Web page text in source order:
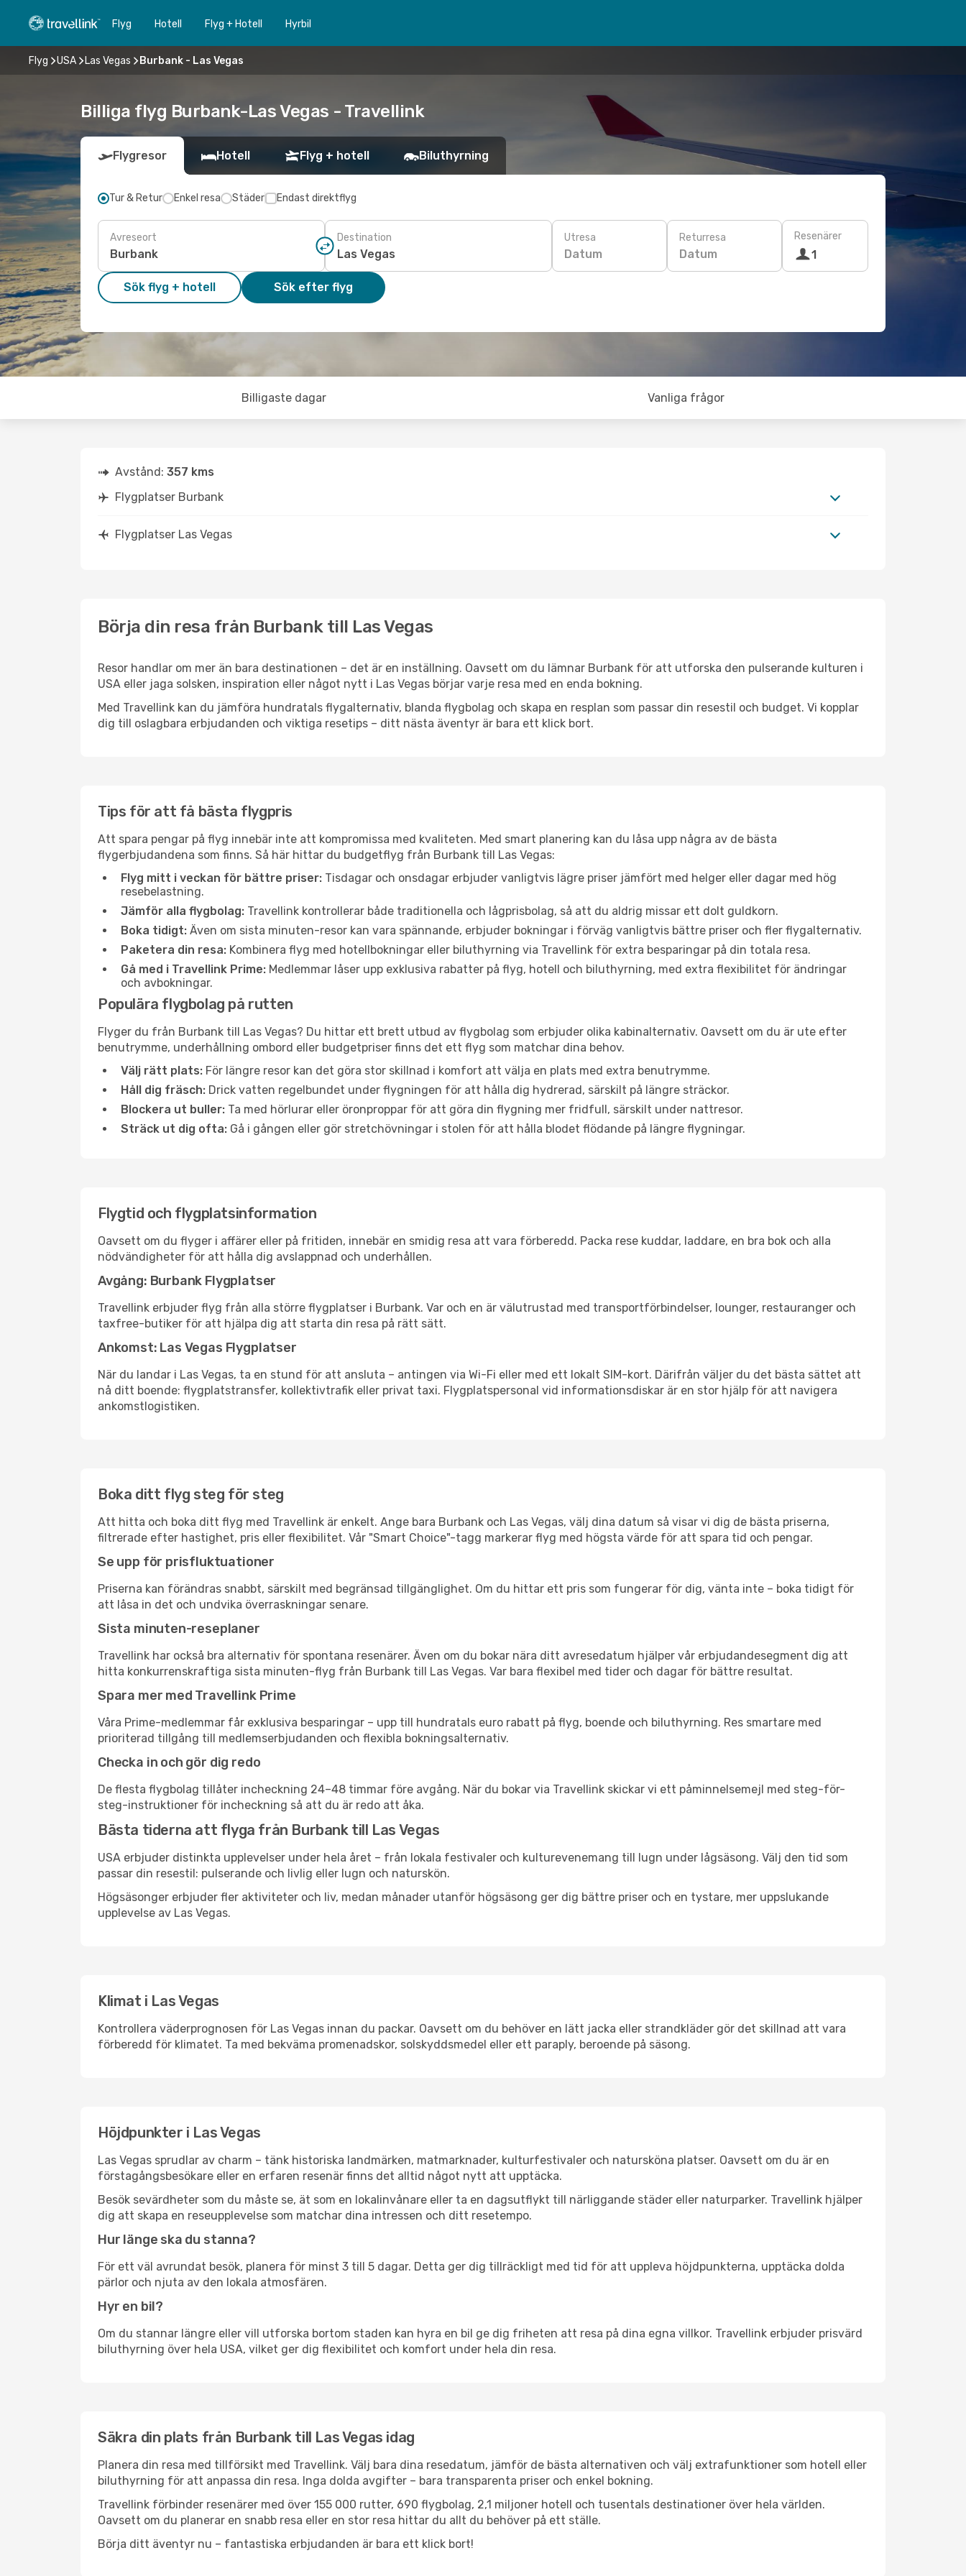
Flyg Hotell Flyg + Hotell Hyrbil
Flyg USA Las Vegas Burbank - Las Vegas
Billiga flyg Burbank-Las Vegas - Travellink
Flygresor Hotell Flyg + hotell Biluthyrning
Tur & Retur Enkel resa Städer Endast direktflyg
Avreseort Destination Utresa
Datum
Returresa
Datum
Resenärer
1
Sök flyg + hotell Sök efter flyg
Billigaste dagar Vanliga frågor
Avstånd: 357 kms
Flygplatser Burbank
Flygplatser Las Vegas
Börja din resa från Burbank till Las Vegas
Resor handlar om mer än bara destinationen – det är en inställning. Oavsett om du lämnar Burbank för att utforska den pulserande kulturen i
USA eller jaga solsken, inspiration eller något nytt i Las Vegas börjar varje resa med en enda bokning.
Med Travellink kan du jämföra hundratals flygalternativ, blanda flygbolag och skapa en resplan som passar din resestil och budget. Vi kopplar
dig till oslagbara erbjudanden och viktiga resetips – ditt nästa äventyr är bara ett klick bort.
Tips för att få bästa flygpris
Att spara pengar på flyg innebär inte att kompromissa med kvaliteten. Med smart planering kan du låsa upp några av de bästa
flygerbjudandena som finns. Så här hittar du budgetflyg från Burbank till Las Vegas:
Flyg mitt i veckan för bättre priser: Tisdagar och onsdagar erbjuder vanligtvis lägre priser jämfört med helger eller dagar med hög
resebelastning.
Jämför alla flygbolag: Travellink kontrollerar både traditionella och lågprisbolag, så att du aldrig missar ett dolt guldkorn.
Boka tidigt: Även om sista minuten-resor kan vara spännande, erbjuder bokningar i förväg vanligtvis bättre priser och fler flygalternativ.
Paketera din resa: Kombinera flyg med hotellbokningar eller biluthyrning via Travellink för extra besparingar på din totala resa.
Gå med i Travellink Prime: Medlemmar låser upp exklusiva rabatter på flyg, hotell och biluthyrning, med extra flexibilitet för ändringar
och avbokningar.
Populära flygbolag på rutten
Flyger du från Burbank till Las Vegas? Du hittar ett brett utbud av flygbolag som erbjuder olika kabinalternativ. Oavsett om du är ute efter
benutrymme, underhållning ombord eller budgetpriser finns det ett flyg som matchar dina behov.
Välj rätt plats: För längre resor kan det göra stor skillnad i komfort att välja en plats med extra benutrymme.
Håll dig fräsch: Drick vatten regelbundet under flygningen för att hålla dig hydrerad, särskilt på längre sträckor.
Blockera ut buller: Ta med hörlurar eller öronproppar för att göra din flygning mer fridfull, särskilt under nattresor.
Sträck ut dig ofta: Gå i gången eller gör stretchövningar i stolen för att hålla blodet flödande på längre flygningar.
Flygtid och flygplatsinformation
Oavsett om du flyger i affärer eller på fritiden, innebär en smidig resa att vara förberedd. Packa rese kuddar, laddare, en bra bok och alla
nödvändigheter för att hålla dig avslappnad och underhållen.
Avgång: Burbank Flygplatser
Travellink erbjuder flyg från alla större flygplatser i Burbank. Var och en är välutrustad med transportförbindelser, lounger, restauranger och
taxfree-butiker för att hjälpa dig att starta din resa på rätt sätt.
Ankomst: Las Vegas Flygplatser
När du landar i Las Vegas, ta en stund för att ansluta – antingen via Wi-Fi eller med ett lokalt SIM-kort. Därifrån väljer du det bästa sättet att
nå ditt boende: flygplatstransfer, kollektivtrafik eller privat taxi. Flygplatspersonal vid informationsdiskar är en stor hjälp för att navigera
ankomstlogistiken.
Boka ditt flyg steg för steg
Att hitta och boka ditt flyg med Travellink är enkelt. Ange bara Burbank och Las Vegas, välj dina datum så visar vi dig de bästa priserna,
filtrerade efter hastighet, pris eller flexibilitet. Vår "Smart Choice"-tagg markerar flyg med högsta värde för att spara tid och pengar.
Se upp för prisfluktuationer
Priserna kan förändras snabbt, särskilt med begränsad tillgänglighet. Om du hittar ett pris som fungerar för dig, vänta inte – boka tidigt för
att låsa in det och undvika överraskningar senare.
Sista minuten-reseplaner
Travellink har också bra alternativ för spontana resenärer. Även om du bokar nära ditt avresedatum hjälper vår erbjudandesegment dig att
hitta konkurrenskraftiga sista minuten-flyg från Burbank till Las Vegas. Var bara flexibel med tider och dagar för bättre resultat.
Spara mer med Travellink Prime
Våra Prime-medlemmar får exklusiva besparingar – upp till hundratals euro rabatt på flyg, boende och biluthyrning. Res smartare med
prioriterad tillgång till medlemserbjudanden och flexibla bokningsalternativ.
Checka in och gör dig redo
De flesta flygbolag tillåter incheckning 24–48 timmar före avgång. När du bokar via Travellink skickar vi ett påminnelsemejl med steg-för-
steg-instruktioner för incheckning så att du är redo att åka.
Bästa tiderna att flyga från Burbank till Las Vegas
USA erbjuder distinkta upplevelser under hela året – från lokala festivaler och kulturevenemang till lugn under lågsäsong. Välj den tid som
passar din resestil: pulserande och livlig eller lugn och naturskön.
Högsäsonger erbjuder fler aktiviteter och liv, medan månader utanför högsäsong ger dig bättre priser och en tystare, mer uppslukande
upplevelse av Las Vegas.
Klimat i Las Vegas
Kontrollera väderprognosen för Las Vegas innan du packar. Oavsett om du behöver en lätt jacka eller strandkläder gör det skillnad att vara
förberedd för klimatet. Ta med bekväma promenadskor, solskyddsmedel eller ett paraply, beroende på säsong.
Höjdpunkter i Las Vegas
Las Vegas sprudlar av charm – tänk historiska landmärken, matmarknader, kulturfestivaler och natursköna platser. Oavsett om du är en
förstagångsbesökare eller en erfaren resenär finns det alltid något nytt att upptäcka.
Besök sevärdheter som du måste se, ät som en lokalinvånare eller ta en dagsutflykt till närliggande städer eller naturparker. Travellink hjälper
dig att skapa en reseupplevelse som matchar dina intressen och ditt resetempo.
Hur länge ska du stanna?
För ett väl avrundat besök, planera för minst 3 till 5 dagar. Detta ger dig tillräckligt med tid för att uppleva höjdpunkterna, upptäcka dolda
pärlor och njuta av den lokala atmosfären.
Hyr en bil?
Om du stannar längre eller vill utforska bortom staden kan hyra en bil ge dig friheten att resa på dina egna villkor. Travellink erbjuder prisvärd
biluthyrning över hela USA, vilket ger dig flexibilitet och komfort under hela din resa.
Säkra din plats från Burbank till Las Vegas idag
Planera din resa med tillförsikt med Travellink. Välj bara dina resedatum, jämför de bästa alternativen och välj extrafunktioner som hotell eller
biluthyrning för att anpassa din resa. Inga dolda avgifter – bara transparenta priser och enkel bokning.
Travellink förbinder resenärer med över 155 000 rutter, 690 flygbolag, 2,1 miljoner hotell och tusentals destinationer över hela världen.
Oavsett om du planerar en snabb resa eller en stor resa hittar du allt du behöver på ett ställe.
Börja ditt äventyr nu – fantastiska erbjudanden är bara ett klick bort!